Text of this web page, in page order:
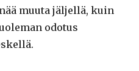
muuta jäljellä, kuin
odotus